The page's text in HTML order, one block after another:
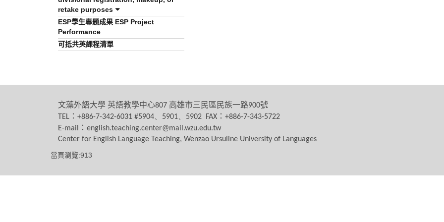
retake purposes
ESP學生專題成果 ESP Project
Performance
可抵共英課程清單
文藻外語大學 英語教學中心807 高雄市三民區民族一路900號
TEL ： +886-7-342-6031 #5904、5901、5902 FAX ： +886-7-343-5722
E-mail
： english.teaching.center@mail.wzu.edu.tw
Center for English Language Teaching, Wenzao Ursuline University of Languages
當頁瀏覽:913